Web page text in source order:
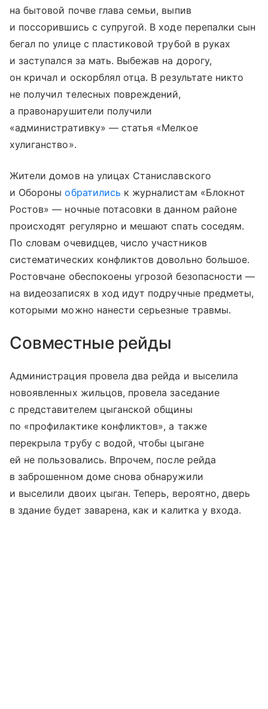
на бытовой почве глава семьи, выпив
и поссорившись с супругой. В ходе перепалки сын
бегал по улице с пластиковой трубой в руках
и заступался за мать. Выбежав на дорогу,
он кричал и оскорблял отца. В результате никто
не получил телесных повреждений,
а правонарушители получили
«административку» — статья «Мелкое
хулиганство».
Жители домов на улицах Станиславского
и Обороныобратились к журналистам «Блокнот
Ростов» — ночные потасовки в данном районе
происходят регулярно и мешают спать соседям.
По словам очевидцев, число участников
систематических конфликтов довольно большое.
Ростовчане обеспокоены угрозой безопасности —
на видеозаписях в ход идут подручные предметы,
которыми можно нанести серьезные травмы.
Совместные рейды
Администрация провела два рейда и выселила
новоявленных жильцов, провела заседание
с представителем цыганской общины
по «профилактике конфликтов», а также
перекрыла трубу с водой, чтобы цыгане
ей не пользовались. Впрочем, после рейда
в заброшенном доме снова обнаружили
и выселили двоих цыган. Теперь, вероятно, дверь
в здание будет заварена, как и калитка у входа.